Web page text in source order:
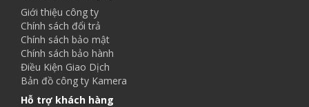
Giới thiệu công ty
Chính sách đổi trả
Chính sách bảo mật
Chính sách bảo hành
Điều Kiện Giao Dịch
Bản đồ công ty Kamera
Hỗ trợ khách hàng